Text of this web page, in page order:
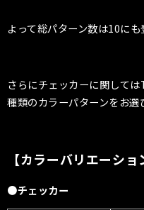
よって総パターン数は10にも
さらにチェッカーに関して
種類のカラーパターンをお選
【カラーバリエーショ
●チェッカー